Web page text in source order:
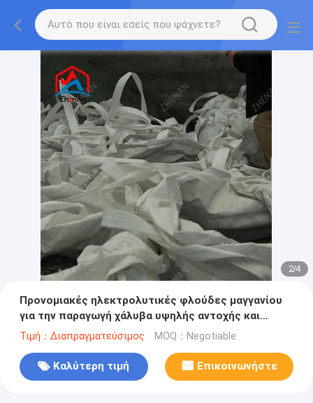
2/4
Προνομιακές ηλεκτρολυτικές φλούδες μαγγανίου
για την παραγωγή χάλυβα υψηλής αντοχής και
βελτιωμένη αντοχή στη διάβρωση
Τιμή：Διαπραγματεύσιμος MOQ：Negotiable
Καλύτερη τιμή Επικοινωνήστε